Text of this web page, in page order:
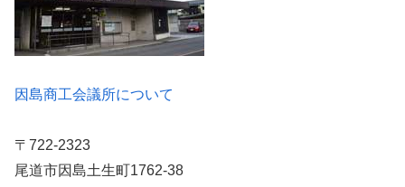
因島商工会議所について
〒722-2323
尾道市因島土生町1762-38